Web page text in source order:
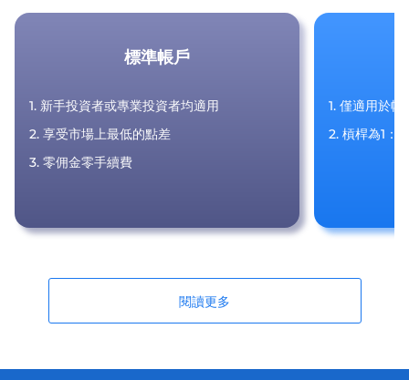
標準帳戶
1. 新手投資者或專業投資者均適用
2. 享受市場上最低的點差
3. 零佣金零手續費
1. 僅適用於
2. 槓桿為1：
閱讀更多